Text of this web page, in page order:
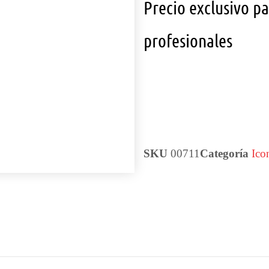
Precio exclusivo
profesionales
SKU 00711 Categoría